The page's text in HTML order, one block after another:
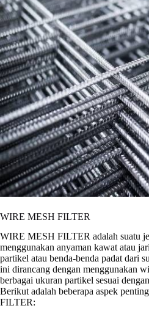
WIRE MESH FILTER
WIRE MESH FILTER adalah suatu
menggunakan anyaman kawat atau
partikel atau benda-benda padat dari
ini dirancang dengan menggunakan
berbagai ukuran partikel sesuai
Berikut adalah beberapa aspek
FILTER: